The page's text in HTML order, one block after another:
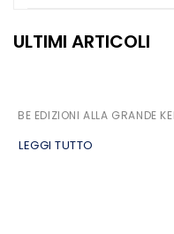
ULTIMI ARTICOLI
BE EDIZIONI ALLA GRANDE
LEGGI TUTTO